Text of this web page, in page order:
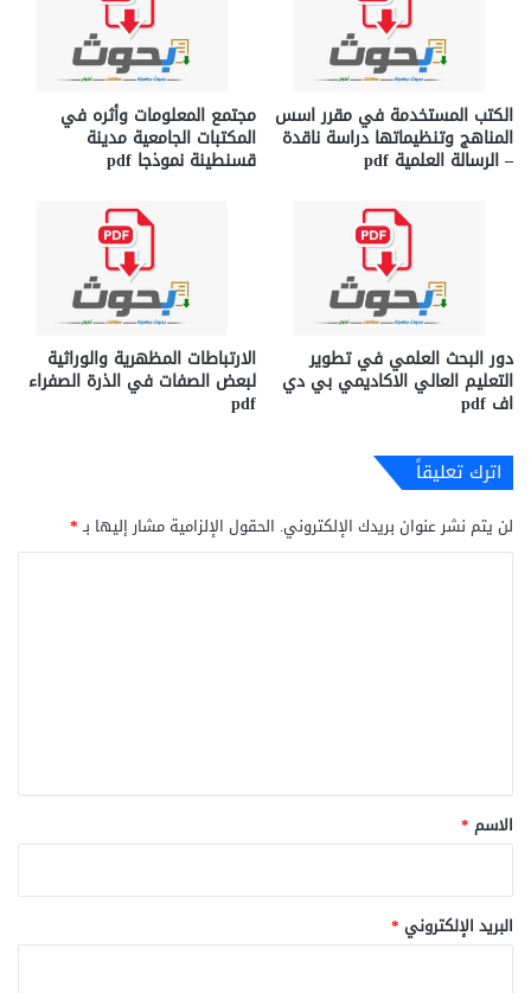
الكتب المستخدمة في مقرر اسس
المناهج وتنظيماتها دراسة ناقدة
– الرسالة العلمية pdf
مجتمع المعلومات وأثره في
المكتبات الجامعية مدينة
قسنطينة نموذجا pdf
دور البحث العلمي في تطوير
التعليم العالي الاكاديمي بي دي
اف pdf
الارتباطات المظهرية والوراثية
لبعض الصفات في الذرة الصفراء
pdf
اترك تعليقاً
لن يتم نشر عنوان بريدك الإلكتروني. الحقول الإلزامية مشار إليها بـ*
*
الاسم *
البريد الإلكتروني *